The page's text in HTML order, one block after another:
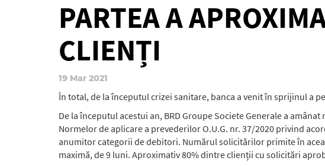
PARTEA A
CLIENȚI
19 Mar 2021
În total, de la începutul crizei sanitare, banca a venit în sprijinul a
De la începutul acestui an, BRD Groupe Societe Generale a
Normelor de aplicare a prevederilor O.U.G. nr. 37/2020 privind
anumitor categorii de debitori. Numărul solicitărilor primite în
maximă, de 9 luni. Aproximativ 80% dintre clienții cu solicitări